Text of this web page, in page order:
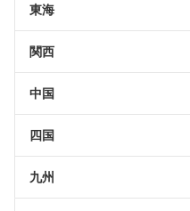
東海
関西
中国
四国
九州